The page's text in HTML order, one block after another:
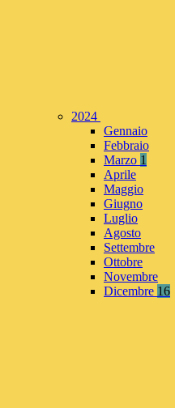
2024
Gennaio
Febbraio
Marzo 1
Aprile
Maggio
Giugno
Luglio
Agosto
Settembre
Ottobre
Novembre
Dicembre 16